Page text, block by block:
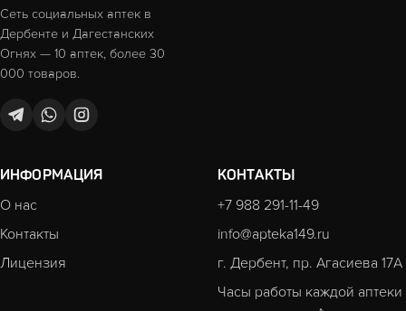
Сеть социальных аптек в
Дербенте и Дагестанских
Огнях — 10 аптек, более 30
000 товаров.
ИНФОРМАЦИЯ
О нас
Контакты
Лицензия
КОНТАКТЫ
+7 988 291-11-49
info@apteka149.ru
г. Дербент, пр. Агасиева 17А
Часы работы каждой аптеки